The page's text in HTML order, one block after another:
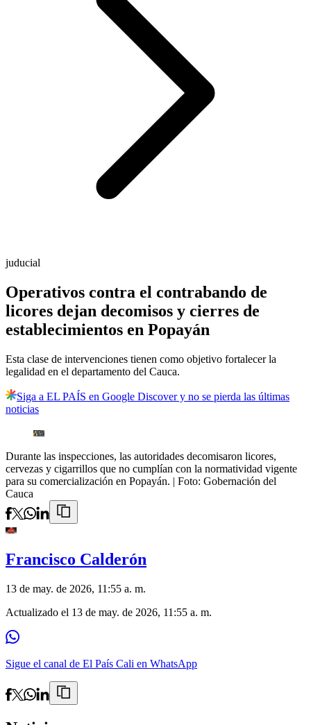
juducial
Operativos contra el contrabando de
licores dejan decomisos y cierres de
establecimientos en Popayán
Esta clase de intervenciones tienen como objetivo fortalecer la
legalidad en el departamento del Cauca.
Siga a EL PAÍS en Google Discover y no se pierda las últimas
noticias
Durante las inspecciones, las autoridades decomisaron licores,
cervezas y cigarrillos que no cumplían con la normatividad vigente
para su comercialización en Popayán. | Foto: Gobernación del
Cauca
Francisco Calderón
13 de may. de 2026, 11:55 a. m.
Actualizado el 13 de may. de 2026, 11:55 a. m.
Sigue el canal de El País Cali en WhatsApp